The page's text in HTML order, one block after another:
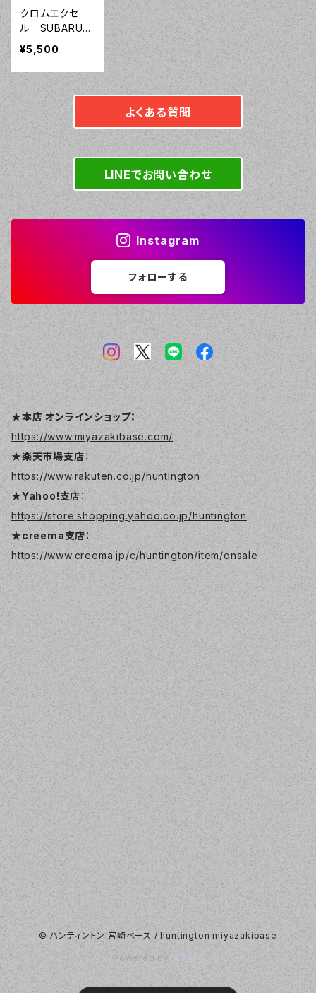
クロムエクセ
ル SUBARU
TYPE１ スマ
ートキーケー
ス スマートキ
ーカバー オー
ダーメイド 本
革レザー トヨ
タ
¥5,500
よくある質問
LINEでお問い合わせ
Instagram
フォローする
★本店 オンラインショップ：
https://www.miyazakibase.com/
★楽天市場支店：
https://www.rakuten.co.jp/huntington
★Yahoo!支店：
https://store.shopping.yahoo.co.jp/huntington
★creema支店：
https://www.creema.jp/c/huntington/item/onsale
© ハンティントン 宮崎ベース / huntington miyazakibase
Powered by